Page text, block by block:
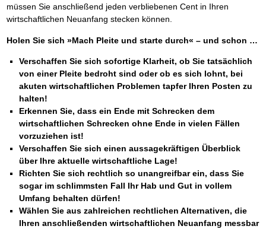
müssen Sie anschließend jeden verbliebenen Cent in Ihren
wirtschaftlichen Neuanfang stecken können.
Holen Sie sich »Mach Pleite und starte durch« – und schon …
Verschaffen Sie sich sofortige Klarheit, ob Sie tatsächlich
von einer Pleite bedroht sind oder ob es sich lohnt, bei
akuten wirtschaftlichen Problemen tapfer Ihren Posten zu
halten!
Erkennen Sie, dass ein Ende mit Schrecken dem
wirtschaftlichen Schrecken ohne Ende in vielen Fällen
vorzuziehen ist!
Verschaffen Sie sich einen aussagekräftigen Überblick
über Ihre aktuelle wirtschaftliche Lage!
Richten Sie sich rechtlich so unangreifbar ein, dass Sie
sogar im schlimmsten Fall Ihr Hab und Gut in vollem
Umfang behalten dürfen!
Wählen Sie aus zahlreichen rechtlichen Alternativen, die
Ihren anschließenden wirtschaftlichen Neuanfang messbar